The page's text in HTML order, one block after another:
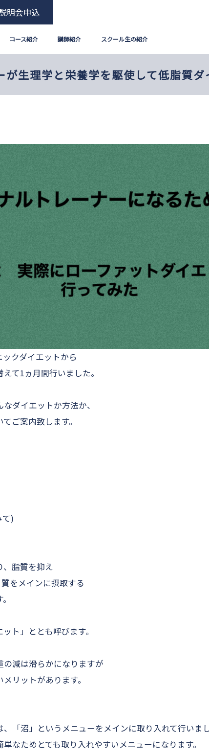
明会申込
コース紹介 講師紹介 スクール生の紹介
生理学と栄養学を駆使して低脂質
クダイエットから
て1ヵ月間行いました。
ダイエットか方法か、
ご案内致します。
て)
、脂質を抑え
をメインに摂取する
ト」ととも呼びます。
減は滑らかになりますが
リットがあります。
「沼」というメニューをメインに取り入れて行いま
なためとても取り入れやすいメニューになります。